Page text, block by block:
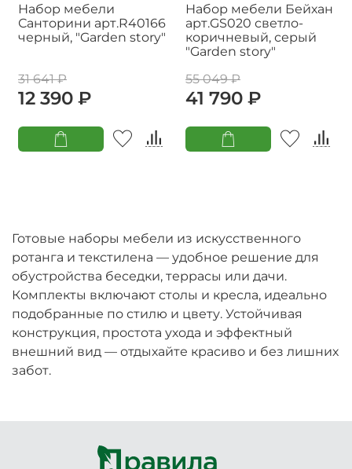
Набор мебели
Санторини арт.R40166
черный, "Garden story"
31 641 ₽
12 390 ₽
Набор мебели Бейхан
арт.GS020 светло-
коричневый, серый
"Garden story"
55 049 ₽
41 790 ₽
Готовые наборы мебели из искусственного
ротанга и текстилена — удобное решение для
обустройства беседки, террасы или дачи.
Комплекты включают столы и кресла, идеально
подобранные по стилю и цвету. Устойчивая
конструкция, простота ухода и эффектный
внешний вид — отдыхайте красиво и без лишних
забот.